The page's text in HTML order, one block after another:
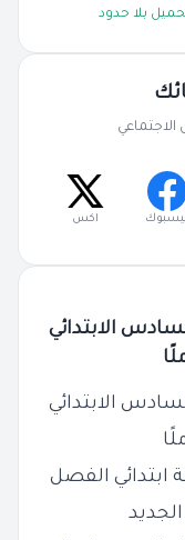
الابتدائي
الابتدائي
الفصل
بلا حدود
اكس